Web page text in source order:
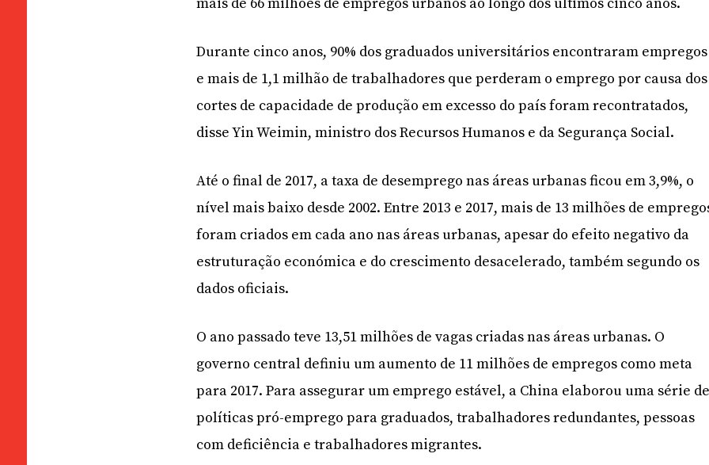
Durante cinco anos, 90% dos graduados universitários encontraram empregos
e mais de 1,1 milhão de trabalhadores que perderam o emprego por causa dos
cortes de capacidade de produção em excesso do país foram recontratados,
disse Yin Weimin, ministro dos Recursos Humanos e da Segurança Social.
Até o final de 2017, a taxa de desemprego nas áreas urbanas ficou em 3,9%, o
nível mais baixo desde 2002. Entre 2013 e 2017, mais de 13 milhões de
foram criados em cada ano nas áreas urbanas, apesar do efeito negativo da
estruturação económica e do crescimento desacelerado, também segundo os
dados oficiais.
O ano passado teve 13,51 milhões de vagas criadas nas áreas urbanas. O
governo central definiu um aumento de 11 milhões de empregos como meta
para 2017. Para assegurar um emprego estável, a China elaborou uma série
políticas pró-emprego para graduados, trabalhadores redundantes, pessoas
com deficiência e trabalhadores migrantes.